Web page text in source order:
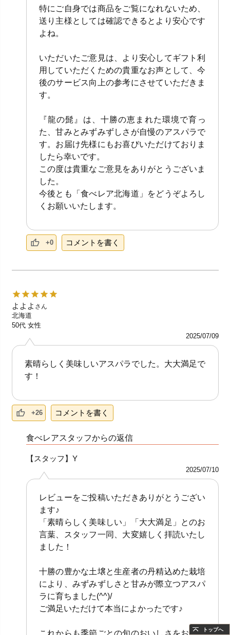
特にご自身では商品をご覧になれないため、
送り主様としては確認できるとより安心です
よね。
いただいたご意見は、より安心してギフト利
用していただくための貴重なお声として、今
後のサービス向上の参考にさせていただきま
す。
『龍の髭』は、十勝の恵まれた環境で育っ
た、甘みとみずみずしさが自慢のアスパラで
す。お届け先様にもお喜びいただけておりま
したら幸いです。
この度は貴重なご意見をありがとうございま
した。
今後とも「食べレア北海道」をどうぞよろし
くお願いいたします。
+0 コメントを書く
よよよ さん
北海道
50代 女性
2025/07/09
素晴らしく美味しいアスパラでした。大大満足で
す！
+26 コメントを書く
食べレアスタッフからの返信
【スタッフ】Y
2025/07/10
レビューをご投稿いただきありがとうござい
ます♪
「素晴らしく美味しい」「大大満足」とのお
言葉、スタッフ一同、大変嬉しく拝読いたし
ました！
十勝の豊かな土壌と生産者の丹精込めた栽培
により、みずみずしさと甘みが際立つアスパ
ラに育ちました(^^)/
ご満足いただけて本当によかったです♪
これからも季節ごとの旬のおいしさをお届けトップへ